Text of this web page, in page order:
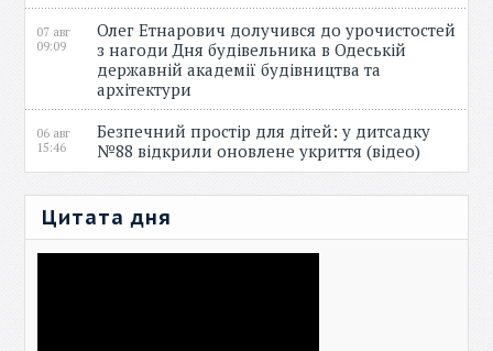
07 авг
09:09
Олег Етнарович долучився до урочистостей
з нагоди Дня будівельника в Одеській
державній академії будівництва та
архітектури
06 авг
15:46
Безпечний простір для дітей: у дитсадку
№88 відкрили оновлене укриття (відео)
Цитата дня